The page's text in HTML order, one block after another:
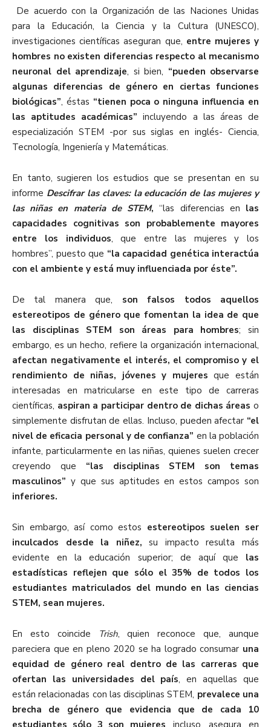
De acuerdo con la Organización de las Naciones Unidas
para la Educación, la Ciencia y la Cultura (UNESCO),
investigaciones científicas aseguran que, entre mujeres y
hombres no existen diferencias respecto al mecanismo
neuronal del aprendizaje, si bien, “pueden observarse
algunas diferencias de género en ciertas funciones
biológicas”, éstas “tienen poca o ninguna influencia en
las aptitudes académicas” incluyendo a las áreas de
especialización STEM -por sus siglas en inglés- Ciencia,
Tecnología, Ingeniería y Matemáticas.
En tanto, sugieren los estudios que se presentan en su
informe Descifrar las claves: la educación de las mujeres y
las niñas en materia de STEM,“las diferencias en las
capacidades cognitivas son probablemente mayores
entre los individuos, que entre las mujeres y los
hombres”, puesto que “la capacidad genética interactúa
con el ambiente y está muy influenciada por éste”.
De tal manera que, son falsos todos aquellos
estereotipos de género que fomentan la idea de que
las disciplinas STEM son áreas para hombres; sin
embargo, es un hecho, refiere la organización internacional,
afectan negativamente el interés, el compromiso y el
rendimiento de niñas, jóvenes y mujeres que están
interesadas en matricularse en este tipo de carreras
científicas, aspiran a participar dentro de dichas áreas o
simplemente disfrutan de ellas. Incluso, pueden afectar “el
nivel de eficacia personal y de confianza” en la población
infante, particularmente en las niñas, quienes suelen crecer
creyendo que “las disciplinas STEM son temas
masculinos” y que sus aptitudes en estos campos son
inferiores.
Sin embargo, así como estos estereotipos suelen ser
inculcados desde la niñez, su impacto resulta más
evidente en la educación superior; de aquí que las
estadísticas reflejen que sólo el 35% de todos los
estudiantes matriculados del mundo en las ciencias
STEM, sean mujeres.
En esto coincide Trish, quien reconoce que, aunque
pareciera que en pleno 2020 se ha logrado consumar una
equidad de género real dentro de las carreras que
ofertan las universidades del país, en aquellas que
están relacionadas con las disciplinas STEM, prevalece una
brecha de género que evidencia que de cada 10
estudiantes sólo 3 son mujeres , incluso, asegura, en